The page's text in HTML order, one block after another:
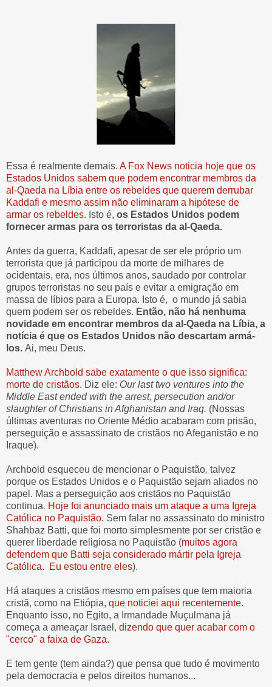
Essa é realmente demais. A Fox News noticia hoje que os
Estados Unidos sabem que podem encontrar membros da
al-Qaeda na Líbia entre os rebeldes que querem derrubar
Kaddafi e mesmo assim não eliminaram a hipótese de
armar os rebeldes. Isto é, os Estados Unidos podem
fornecer armas para os terroristas da al-Qaeda.
Antes da guerra, Kaddafi, apesar de ser ele próprio um
terrorista que já participou da morte de milhares de
ocidentais, era, nos últimos anos, saudado por controlar
grupos terroristas no seu país e evitar a emigração em
massa de líbios para a Europa. Isto é, o mundo já sabia
quem podem ser os rebeldes. Então, não há nenhuma
novidade em encontrar membros da al-Qaeda na Líbia, a
notícia é que os Estados Unidos não descartam armá-
los. Ai, meu Deus.
Matthew Archbold sabe exatamente o que isso significa:
morte de cristãos. Diz ele: Our last two ventures into the
Middle East ended with the arrest, persecution and/or
slaughter of Christians in Afghanistan and Iraq. (Nossas
últimas aventuras no Oriente Médio acabaram com prisão,
perseguição e assassinato de cristãos no Afeganistão e no
Iraque).
Archbold esqueceu de mencionar o Paquistão, talvez
porque os Estados Unidos e o Paquistão sejam aliados no
papel. Mas a perseguição aos cristãos no Paquistão
continua. Hoje foi anunciado mais um ataque a uma Igreja
Católica no Paquistão. Sem falar no assassinato do ministro
Shahbaz Batti, que foi morto simplesmente por ser cristão e
querer liberdade religiosa no Paquistão (muitos agora
defendem que Batti seja considerado mártir pela Igreja
Católica. Eu estou entre eles).
Há ataques a cristãos mesmo em países que tem maioria
cristã, como na Etiópia, que noticiei aqui recentemente.
Enquanto isso, no Egito, a Irmandade Muçulmana já
começa a ameaçar Israel, dizendo que quer acabar com o
"cerco" a faixa de Gaza.
E tem gente (tem ainda?) que pensa que tudo é movimento
pela democracia e pelos direitos humanos...